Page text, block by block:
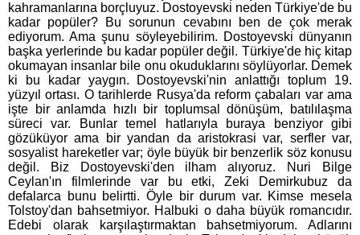
kahramanlarına borçluyuz. Dostoyevski neden Türkiye'de bu
kadar popüler? Bu sorunun cevabını ben de çok merak
ediyorum. Ama şunu söyleyebilirim. Dostoyevski dünyanın
başka yerlerinde bu kadar popüler değil. Türkiye'de hiç kitap
okumayan insanlar bile onu okuduklarını söylüyorlar. Demek
ki bu kadar yaygın. Dostoyevski'nin anlattığı toplum 19.
yüzyıl ortası. O tarihlerde Rusya'da reform çabaları var ama
işte bir anlamda hızlı bir toplumsal dönüşüm, batılılaşma
süreci var. Bunlar temel hatlarıyla buraya benziyor gibi
gözüküyor ama bir yandan da aristokrasi var, serfler var,
sosyalist hareketler var; öyle büyük bir benzerlik söz konusu
değil. Biz Dostoyevski'den ilham alıyoruz. Nuri Bilge
Ceylan'ın filmlerinde var bu etki, Zeki Demirkubuz da
defalarca bunu belirtti. Öyle bir durum var. Kimse mesela
Tolstoy'dan bahsetmiyor. Halbuki o daha büyük romancıdır.
Edebi olarak karşılaştırmaktan bahsetmiyorum. Adlarını